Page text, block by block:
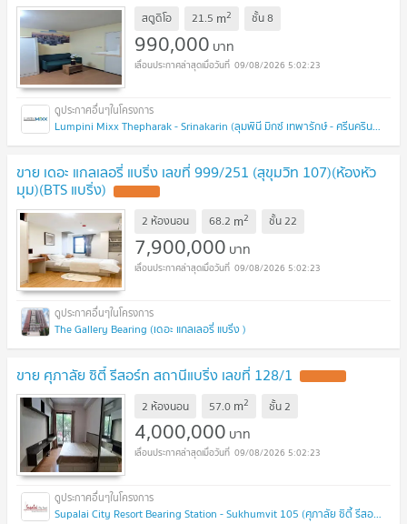
สตูดิโอ 21.5 m2 ชั้น8
990,000 บาท
09/08/2026 5:02:23
Lumpini Mixx Thepharak - Srinakarin (ลุมพินี มิกซ์ เทพารักษ์ - ศรีนครินทร์)
ขาย เดอะ แกลเลอรี่ แบริ่ง เลขที่ 999/251 (สุขุมวิท 107)(ห้องหัว
มุม)(BTS แบริ่ง)
2 ห้องนอน 68.2 m2 ชั้น22
7,900,000 บาท
09/08/2026 5:02:23
The Gallery Bearing (เดอะ แกลเลอรี่ แบริ่ง )
ขาย ศุภาลัย ซิตี้ รีสอร์ท สถานีแบริ่ง เลขที่ 128/1
2 ห้องนอน 57.0 m2 ชั้น2
4,000,000 บาท
09/08/2026 5:02:23
Supalai City Resort Bearing Station - Sukhumvit 105 (ศุภาลัย ซิตี้ รีสอร์ท สถานีแบริ่ง - สุขุมวิท 105 )